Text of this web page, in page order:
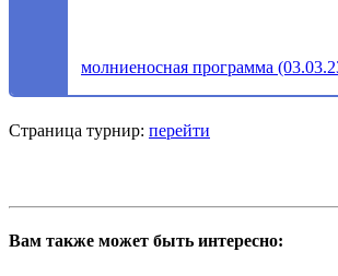
молниеносная программа
Страница турнир: перейти
Вам также может быть интересно: